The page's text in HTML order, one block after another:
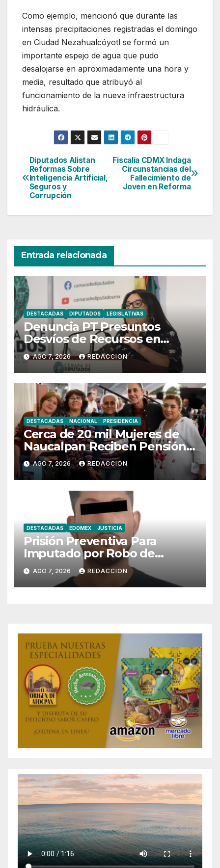
Como ejemplo, mencionó que durante las
intensas precipitaciones registradas el domingo
en Ciudad Nezahualcóyotl se formó un
importante espejo de agua que pudo
desalojarse en aproximadamente una hora y
media, resultado que atribuyó al
funcionamiento de la nueva infraestructura
hidráulica.
Navegación
de
entradas
Fiscalía CDMX Indaga
Circunstancias del
Fallecimiento de
Joven en Reforma
Diputados Alistan
Reformas Sobre
Inteligencia Artificial,
Seguros y
Corrupción
Entrada relacionada
DESTACADAS DIPUTADOS LEGISLATIVAS
Denuncia PT Presuntos
Desvíos de Recursos en
Municipios de Oaxaca
AGO 7, 2026 REDACCION
DESTACADAS NACIONAL PRESIDENCIA
Cerca de 20 mil Mujeres de
Naucalpan Reciben Pensión
Mujeres Bienestar
AGO 7, 2026 REDACCION
DESTACADAS EDOMEX JUSTICIA
Prisión Preventiva Para
Imputado por Robo de
Motoneta en Chimalhuacán
AGO 7, 2026 REDACCION